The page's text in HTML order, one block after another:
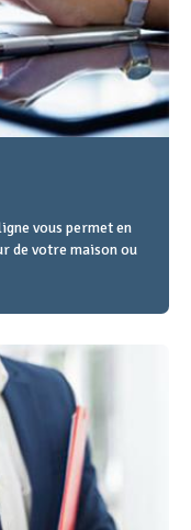
vous permet en
de votre maison ou